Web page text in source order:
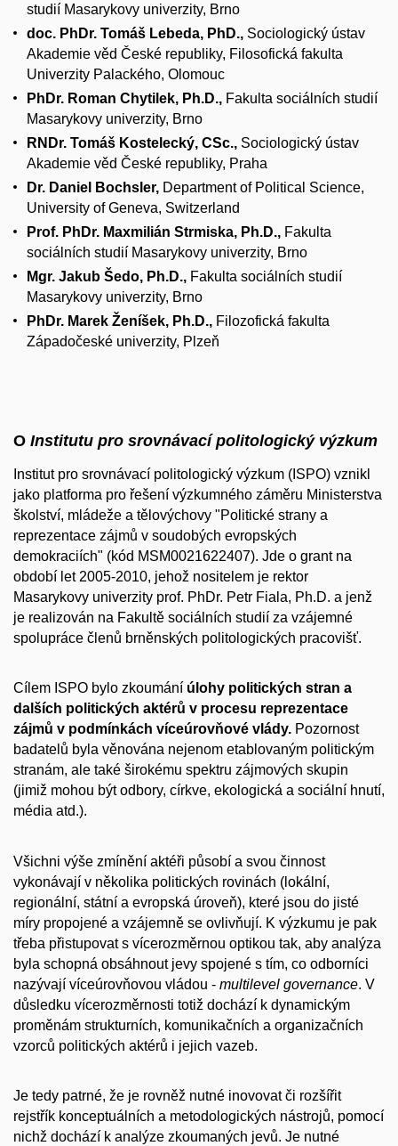
studií Masarykovy univerzity, Brno
doc. PhDr. Tomáš Lebeda, PhD., Sociologický ústav
Akademie věd České republiky, Filosofická fakulta
Univerzity Palackého, Olomouc
PhDr. Roman Chytilek, Ph.D., Fakulta sociálních studií
Masarykovy univerzity, Brno
RNDr. Tomáš Kostelecký, CSc., Sociologický ústav
Akademie věd České republiky, Praha
Dr. Daniel Bochsler, Department of Political Science,
University of Geneva, Switzerland
Prof. PhDr. Maxmilián Strmiska, Ph.D., Fakulta
sociálních studií Masarykovy univerzity, Brno
Mgr. Jakub Šedo, Ph.D., Fakulta sociálních studií
Masarykovy univerzity, Brno
PhDr. Marek Ženíšek, Ph.D., Filozofická fakulta
Západočeské univerzity, Plzeň
O Institutu pro srovnávací politologický výzkum
Institut pro srovnávací politologický výzkum (ISPO) vznikl
jako platforma pro řešení výzkumného záměru Ministerstva
školství, mládeže a tělovýchovy "Politické strany a
reprezentace zájmů v soudobých evropských
demokraciích" (kód MSM0021622407). Jde o grant na
období let 2005-2010, jehož nositelem je rektor
Masarykovy univerzity prof. PhDr. Petr Fiala, Ph.D. a jenž
je realizován na Fakultě sociálních studií za vzájemné
spolupráce členů brněnských politologických pracovišť.
Cílem ISPO bylo zkoumání úlohy politických stran a
dalších politických aktérů v procesu reprezentace
zájmů v podmínkách víceúrovňové vlády. Pozornost
badatelů byla věnována nejenom etablovaným politickým
stranám, ale také širokému spektru zájmových skupin
(jimiž mohou být odbory, církve, ekologická a sociální hnutí,
média atd.).
Všichni výše zmínění aktéři působí a svou činnost
vykonávají v několika politických rovinách (lokální,
regionální, státní a evropská úroveň), které jsou do jisté
míry propojené a vzájemně se ovlivňují. K výzkumu je pak
třeba přistupovat s vícerozměrnou optikou tak, aby analýza
byla schopná obsáhnout jevy spojené s tím, co odborníci
nazývají víceúrovňovou vládou - multilevel governance. V
důsledku vícerozměrnosti totiž dochází k dynamickým
proměnám strukturních, komunikačních a organizačních
vzorců politických aktérů i jejich vazeb.
Je tedy patrné, že je rovněž nutné inovovat či rozšířit
rejstřík konceptuálních a metodologických nástrojů, pomocí
nichž dochází k analýze zkoumaných jevů. Je nutné